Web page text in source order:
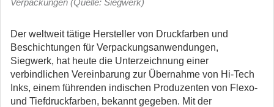
Verpackungen (Quelle: Siegwerk)
Der weltweit tätige Hersteller von Druckfarben und
Beschichtungen für Verpackungsanwendungen,
Siegwerk, hat heute die Unterzeichnung einer
verbindlichen Vereinbarung zur Übernahme von Hi-Tech
Inks, einem führenden indischen Produzenten von Flexo-
und Tiefdruckfarben, bekannt gegeben. Mit der